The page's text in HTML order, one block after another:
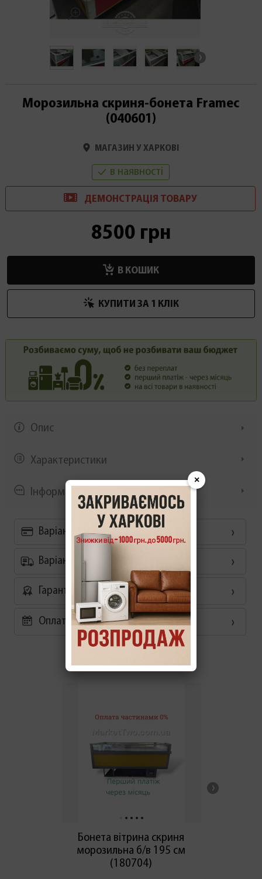
Морозильна скриня-бонета Framec
(040601)
МАГАЗИН У ХАРКОВІ
в наявності
ДЕМОНСТРАЦІЯ ТОВАРУ
8500 грн
В КОШИК
КУПИТИ ЗА 1 КЛIК
Опис
Характеристики
Інформація/демонстрація
Варіанти оплати
Варіанти доставки
Гарантія
Оплата частинами 0%
Бонета вітрина скриня
морозильна б/в 195 см
(180704)
×